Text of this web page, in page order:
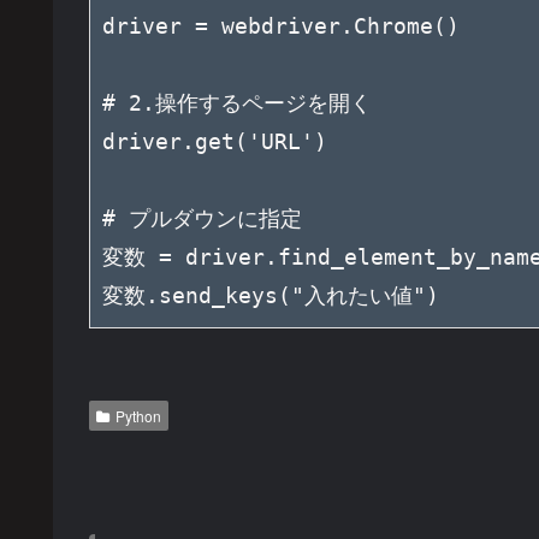
driver = webdriver.Chrome()
# 2.操作するページを開く
driver.get('URL')
# プルダウンに指定
変数 =
変数.send_keys("入れたい値")
Python